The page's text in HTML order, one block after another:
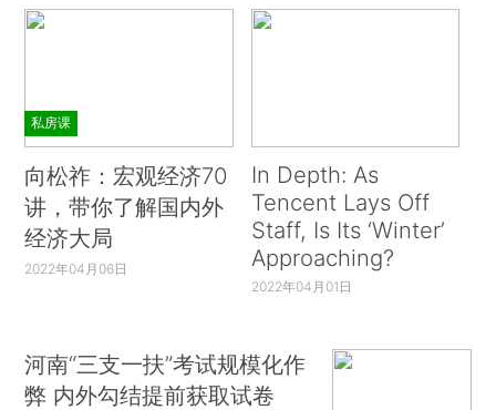
私房课
向松祚：宏观经济70
讲，带你了解国内外
经济大局
2022年04月06日
In Depth: As
Tencent Lays Off
Staff, Is Its ‘Winter’
Approaching?
2022年04月01日
河南“三支一扶”考试规模化作
弊 内外勾结提前获取试卷